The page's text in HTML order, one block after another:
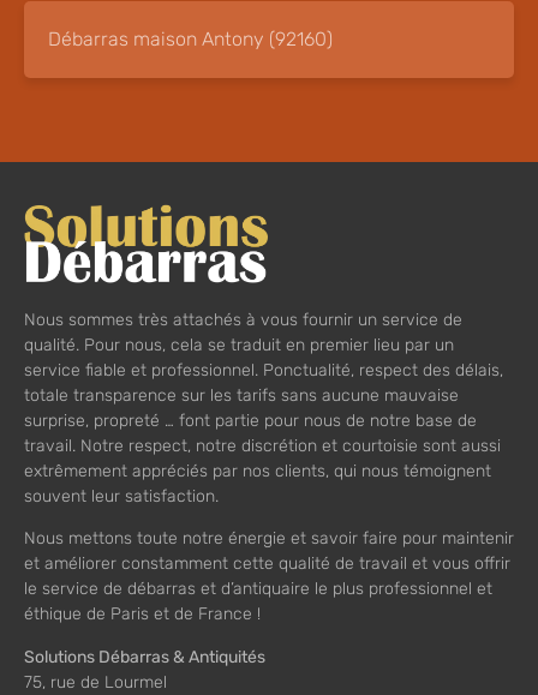
Débarras maison Antony (92160)
Nous sommes très attachés à vous fournir un service de
qualité. Pour nous, cela se traduit en premier lieu par un
service fiable et professionnel. Ponctualité, respect des délais,
totale transparence sur les tarifs sans aucune mauvaise
surprise, propreté … font partie pour nous de notre base de
travail. Notre respect, notre discrétion et courtoisie sont aussi
extrêmement appréciés par nos clients, qui nous témoignent
souvent leur satisfaction.
Nous mettons toute notre énergie et savoir faire pour maintenir
et améliorer constamment cette qualité de travail et vous offrir
le service de débarras et d’antiquaire le plus professionnel et
éthique de Paris et de France !
Solutions Débarras & Antiquités
75, rue de Lourmel